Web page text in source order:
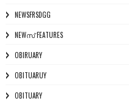
NEWSFRSDGG
NEWസ് FEATURES
OBIRUARY
OBITUARUY
OBITUARY